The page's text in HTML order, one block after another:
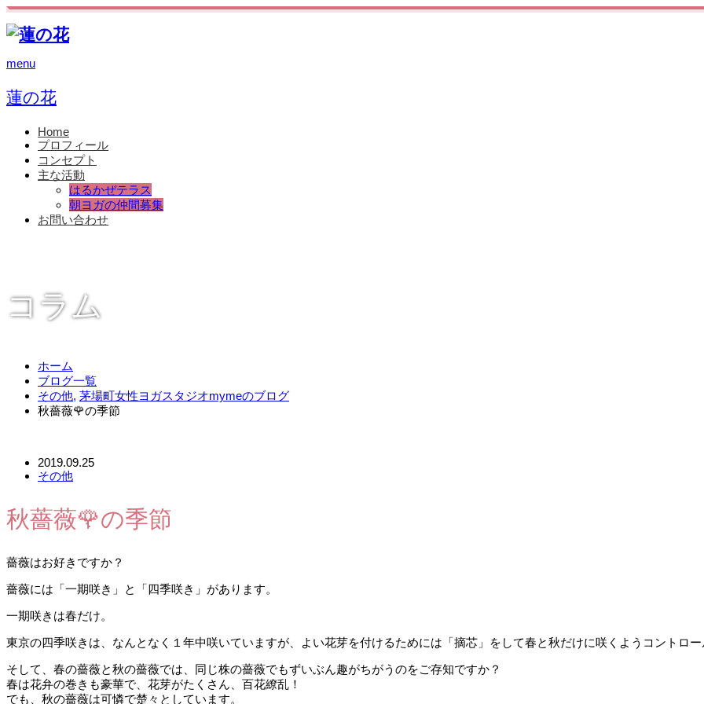
menu
蓮の花
Home
プロフィール
コンセプト
主な活動
はるかぜテラス
朝ヨガの仲間募集
お問い合わせ
コラム
ホーム
ブログ一覧
その他, 茅場町女性ヨガスタジオmymeのブログ
秋薔薇🌹の季節
2019.09.25
その他
秋薔薇🌹の季節
薔薇はお好きですか？
薔薇には「一期咲き」と「四季咲き」があります。
一期咲きは春だけ。
東京の四季咲きは、なんとなく１年中咲いていますが、よい花芽を付けるためには「摘芯」をして春と秋だけに咲くようコントロー
そして、春の薔薇と秋の薔薇では、同じ株の薔薇でもずいぶん趣がちがうのをご存知ですか？
春は花弁の巻きも豪華で、花芽がたくさん、百花繚乱！
でも、秋の薔薇は可憐で楚々としています。